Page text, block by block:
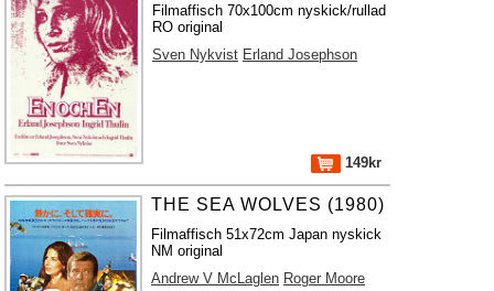
Filmaffisch 70x100cm nyskick/rullad
RO original
Sven Nykvist Erland Josephson
149kr
THE SEA WOLVES (1980)
Filmaffisch 51x72cm Japan nyskick
NM original
Andrew V McLaglen Roger Moore